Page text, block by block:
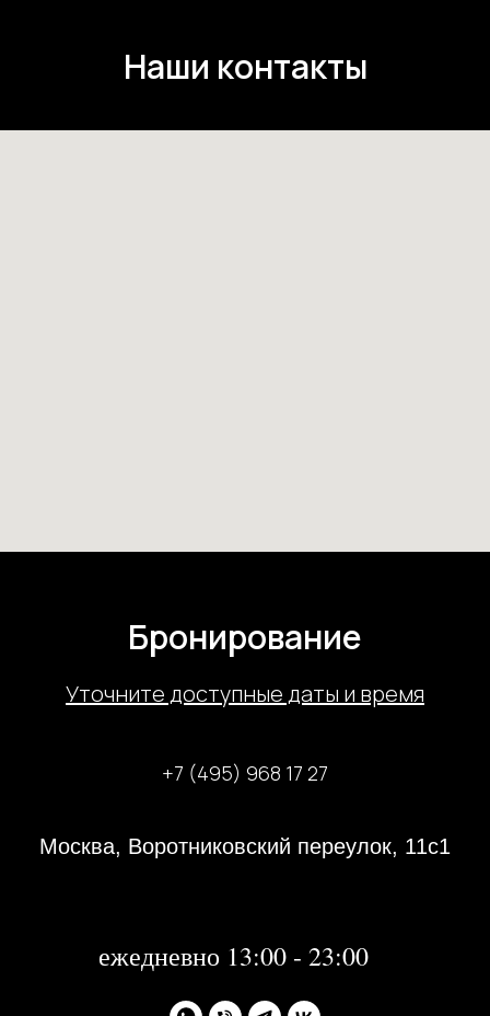
Наши контакты
Бронирование
Уточните доступные даты и время
+7 (495) 968 17 27
Москва, Воротниковский переулок, 11с1
ежедневно 13:00 - 23:00